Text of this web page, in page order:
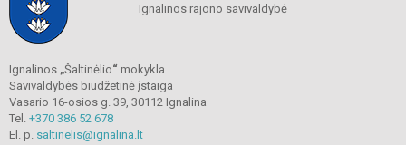
Ignalinos rajono savivaldybė
Ignalinos „Šaltinėlio“ mokykla
Savivaldybės biudžetinė įstaiga
Vasario 16-osios g. 39, 30112 Ignalina
Tel. +370 386 52 678
El. p. saltinelis@ignalina.lt